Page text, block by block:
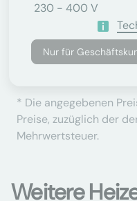
230 - 400 V
Nur für
* Die angegebenen
Preise, zuzüglich der
Mehrwertsteuer.
Weitere